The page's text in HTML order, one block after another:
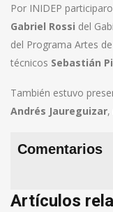
Por INIDEP
Gabriel Rossi del
del Programa Artes
técnicos Sebastián
También estuvo
Andrés Jaureguizar,
Comentarios
Artículos